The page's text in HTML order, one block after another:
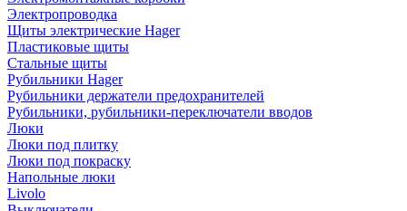
Электропроводка
Щиты электрические Hager
Пластиковые щиты
Стальные щиты
Рубильники Hager
Рубильники держатели предохранителей
Рубильники, рубильники-переключатели вводов
Люки
Люки под плитку
Люки под покраску
Напольные люки
Livolo